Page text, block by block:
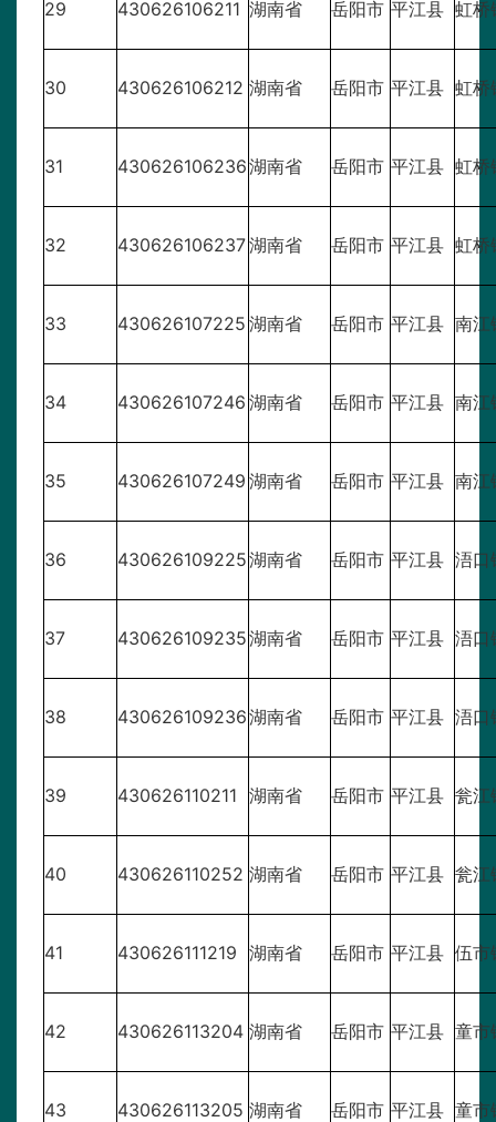
29 430626106211 湖南省 岳阳市 平江县 虹桥
30 430626106212 湖南省 岳阳市 平江县 虹桥
31 430626106236湖南省 岳阳市 平江县 虹桥
32 430626106237湖南省 岳阳市 平江县 虹桥
33 430626107225 湖南省 岳阳市 平江县 南江
34 430626107246 湖南省 岳阳市 平江县 南江
35 430626107249 湖南省 岳阳市 平江县 南江
36 430626109225湖南省 岳阳市 平江县 浯口
37 430626109235湖南省 岳阳市 平江县 浯口
38 430626109236湖南省 岳阳市 平江县 浯口
39 430626110211 湖南省 岳阳市 平江县 瓮江
40 430626110252 湖南省 岳阳市 平江县 瓮江
41 430626111219 湖南省 岳阳市 平江县 伍市
42 430626113204 湖南省 岳阳市 平江县 童市
43 430626113205 湖南省 岳阳市 平江县 童市